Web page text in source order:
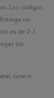
Los códigos
no
es de 2-3
los
curar o